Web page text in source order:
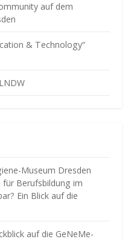
auf dem
& Technology“
Museum Dresden
Berufsbildung im
Ein Blick auf die
auf die GeNeMe-